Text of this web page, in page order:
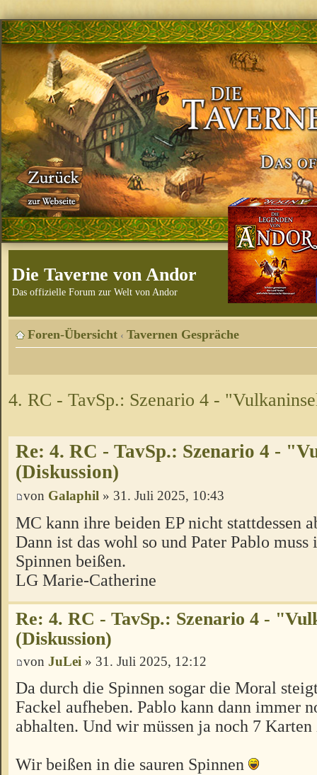
Die Taverne von Andor
Das offizielle Forum zur Welt von Andor
Foren-Übersicht ‹ Tavernen Gespräche
4. RC - TavSp.: Szenario 4 -
Re: 4. RC - TavSp.: Szenario 4 -
(Diskussion)
von Galaphil » 31. Juli 2025, 10:43
MC kann ihre beiden EP nicht stattdessen
Dann ist das wohl so und Pater Pablo muss
Spinnen beißen.
LG Marie-Catherine
Re: 4. RC - TavSp.: Szenario 4 -
(Diskussion)
von JuLei » 31. Juli 2025, 12:12
Da durch die Spinnen sogar die Moral
Fackel aufheben. Pablo kann dann immer
abhalten. Und wir müssen ja noch 7 Karten
Wir beißen in die sauren Spinnen